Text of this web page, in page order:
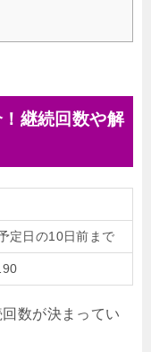
継続回数や解
定日の10日前まで
数が決まってい